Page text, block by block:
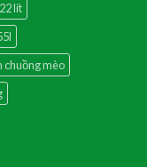
lít
chuồng mèo